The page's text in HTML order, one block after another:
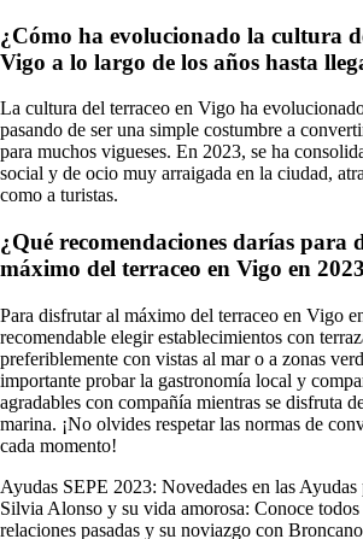
¿Cómo ha evolucionado la cultura
Vigo a lo largo de los años hasta
La cultura del terraceo en Vigo ha
pasando de ser una simple costumbre a
para muchos vigueses. En 2023, se ha
social y de ocio muy arraigada en la ciudad,
como a turistas.
¿Qué recomendaciones darías para
máximo del terraceo en Vigo en
Para disfrutar al máximo del terraceo en Vigo
recomendable elegir establecimientos con
preferiblemente con vistas al mar o a zonas
importante probar la gastronomía local y
agradables con compañía mientras se disfruta
marina. ¡No olvides respetar las normas de
cada momento!
Ayudas SEPE 2023: Novedades en las Ayudas
Silvia Alonso y su vida amorosa: Conoce todos
relaciones pasadas y su noviazgo con Broncano